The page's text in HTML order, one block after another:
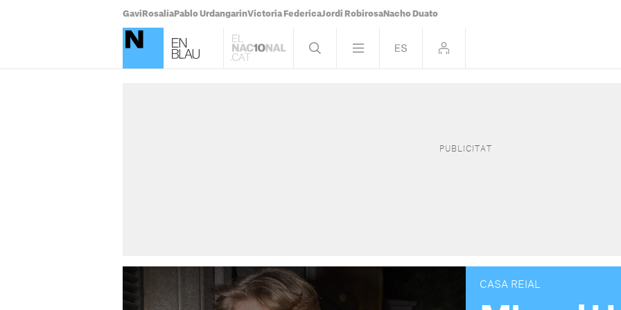
Gavi Rosalía Pablo UrdangarinVictoria FedericaJordi Robirosa Nacho Duato
CASA REIAL